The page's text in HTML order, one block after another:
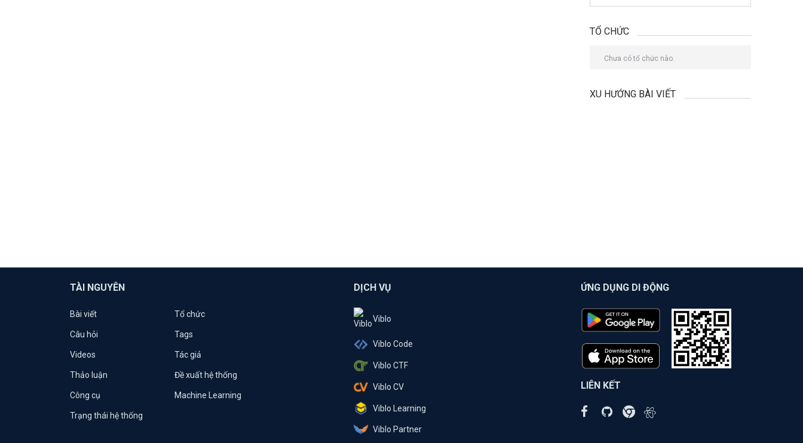
TỔ CHỨC
Chưa có tổ chức nào.
XU HƯỚNG BÀI VIẾT
TÀI NGUYÊN
Bài viết Tổ chức
Câu hỏi Tags
Videos Tác giả
Thảo luận Đề xuất hệ thống
Công cụ Machine Learning
Trạng thái hệ thống
DỊCH VỤ
Viblo
Viblo Code
Viblo CTF
Viblo CV
Viblo Learning
Viblo Partner
ỨNG DỤNG DI ĐỘNG
LIÊN KẾT